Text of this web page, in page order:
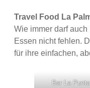
Travel Food La
Wie immer darf
Essen nicht fehlen.
für ihre einfachen,
Bar La